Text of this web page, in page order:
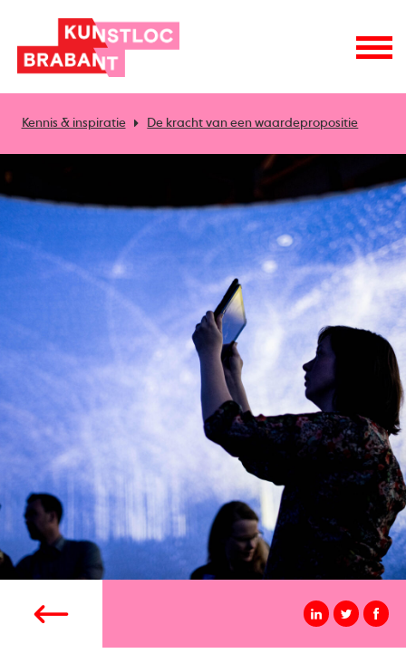
Kennis & inspiratie De kracht van een waardepropositie